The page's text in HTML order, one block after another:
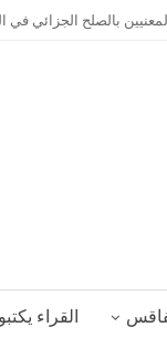
بالصلح الجزائي
القراء